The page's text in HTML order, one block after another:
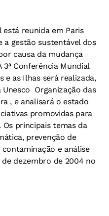
reunida em Paris
a gestão sustentável dos
causa da mudança
Conferência Mundial
e as Ilhas será realizada,
 Organização das
, e analisará o estado
promovidas para
principais temas da
prevenção de
e análise
dezembro de 2004 no